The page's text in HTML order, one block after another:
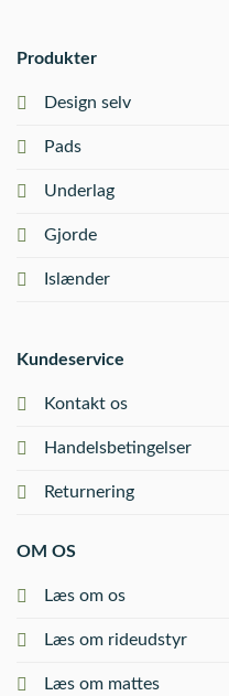
Produkter
Design selv
Pads
Underlag
Gjorde
Islænder
Kundeservice
Kontakt os
Handelsbetingelser
Returnering
OM OS
Læs om os
Læs om rideudstyr
Læs om mattes